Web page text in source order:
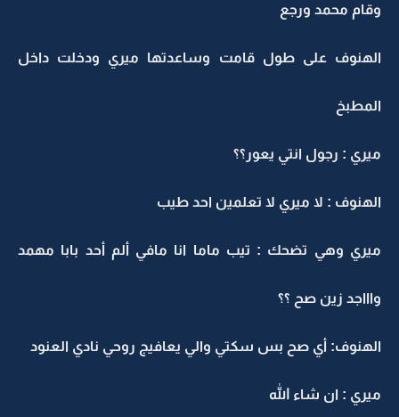
وقام محمد ورجع
الهنوف على طول قامت وساعدتها ميري ودخلت داخل
المطبخ
ميري : رجول انتي يعور؟؟
الهنوف : لا ميري لا تعلمين احد طيب
ميري وهي تضحك : تيب ماما انا مافي ألم أحد بابا مهمد
واااجد زين صح ؟؟
الهنوف: أي صح بس سكتي والي يعافيج روحي نادي العنود
ميري : ان شاء الله